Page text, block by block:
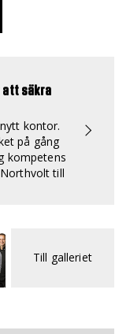
att säkra
kontor.
på gång
kompetens
till
Till galleriet